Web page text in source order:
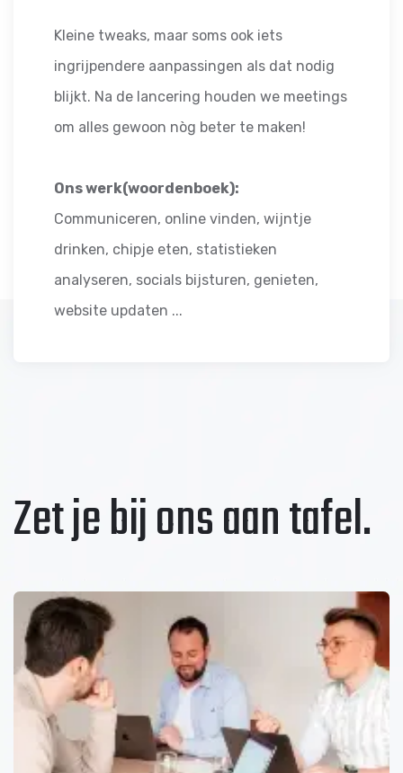
Kleine tweaks, maar soms ook iets
ingrijpendere aanpassingen als dat nodig
blijkt. Na de lancering houden we meetings
om alles gewoon nòg beter te maken!
Ons werk(woordenboek):
Communiceren, online vinden, wijntje
drinken, chipje eten, statistieken
analyseren, socials bijsturen, genieten,
website updaten ...
Zet je bij ons aan tafel.